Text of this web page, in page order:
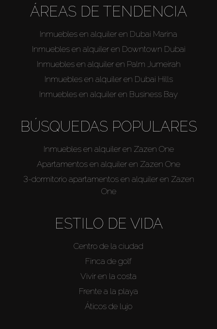
ÁREAS DE TENDENCIA
Inmuebles en alquiler en Dubai Marina
Inmuebles en alquiler en Downtown Dubai
Inmuebles en alquiler en Palm Jumeirah
Inmuebles en alquiler en Dubai Hills
Inmuebles en alquiler en Business Bay
BÚSQUEDAS POPULARES
Inmuebles en alquiler en Zazen One
Apartamentos en alquiler en Zazen One
3-dormitorio apartamentos en alquiler en Zazen
One
ESTILO DE VIDA
Centro de la ciudad
Finca de golf
Vivir en la costa
Frente a la playa
Áticos de lujo